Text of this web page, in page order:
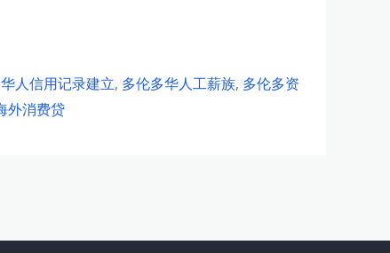
华人信用记录建立, 多伦多华人工薪族, 多伦多资
外消费贷